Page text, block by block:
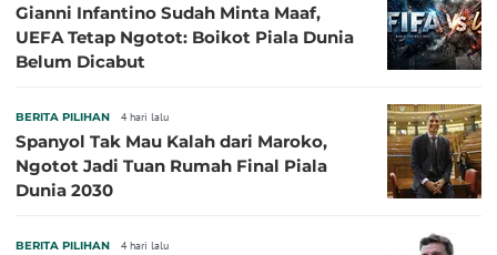
Gianni Infantino Sudah Minta Maaf,
UEFA Tetap Ngotot: Boikot Piala Dunia
Belum Dicabut
BERITA PILIHAN 4 hari lalu
Spanyol Tak Mau Kalah dari Maroko,
Ngotot Jadi Tuan Rumah Final Piala
Dunia 2030
BERITA PILIHAN 4 hari lalu